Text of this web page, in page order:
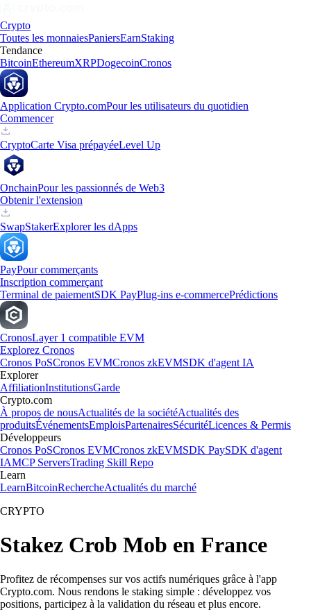
Crypto
Toutes les monnaiesPaniersEarnStaking
Tendance
BitcoinEthereumXRPDogecoinCronos
Application Crypto.comPour les utilisateurs du quotidien
Commencer
CryptoCarte Visa prépayéeLevel Up
OnchainPour les passionnés de Web3
Obtenir l'extension
SwapStakerExplorer les dApps
PayPour commerçants
Inscription commerçant
Terminal de paiementSDK PayPlug-ins e-commercePrédictions
CronosLayer 1 compatible EVM
Explorez Cronos
Cronos PoSCronos EVMCronos zkEVMSDK d'agent IA
Explorer
AffiliationInstitutionsGarde
Crypto.com
À propos de nousActualités de la sociétéActualités des
produitsÉvénementsEmploisPartenairesSécuritéLicences & Permis
Développeurs
Cronos PoSCronos EVMCronos zkEVMSDK PaySDK d'agent
IAMCP ServersTrading Skill Repo
Learn
LearnBitcoinRechercheActualités du marché
CRYPTO
Stakez Crob Mob en France
Profitez de récompenses sur vos actifs numériques grâce à l'app
Crypto.com. Nous rendons le staking simple : développez vos
positions, participez à la validation du réseau et plus encore.